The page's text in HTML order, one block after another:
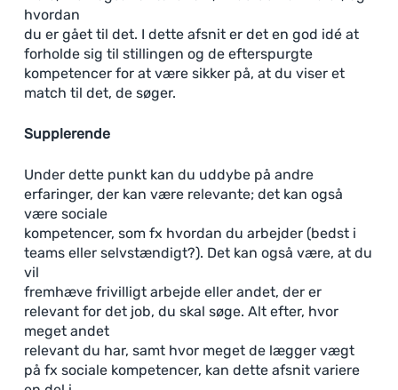
hvordan
du er gået til det. I dette afsnit er det en god idé at
forholde sig til stillingen og de efterspurgte
kompetencer for at være sikker på, at du viser et
match til det, de søger.
Supplerende
Under dette punkt kan du uddybe på andre
erfaringer, der kan være relevante; det kan også
være sociale
kompetencer, som fx hvordan du arbejder (bedst i
teams eller selvstændigt?). Det kan også være, at du
vil
fremhæve frivilligt arbejde eller andet, der er
relevant for det job, du skal søge. Alt efter, hvor
meget andet
relevant du har, samt hvor meget de lægger vægt
på fx sociale kompetencer, kan dette afsnit variere